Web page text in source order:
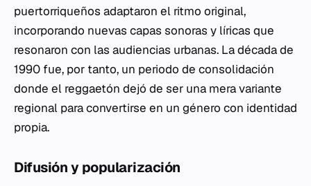
puertorriqueños adaptaron el ritmo original,
incorporando nuevas capas sonoras y líricas que
resonaron con las audiencias urbanas. La década de
1990 fue, por tanto, un periodo de consolidación
donde el reggaetón dejó de ser una mera variante
regional para convertirse en un género con identidad
propia.
Difusión y popularización